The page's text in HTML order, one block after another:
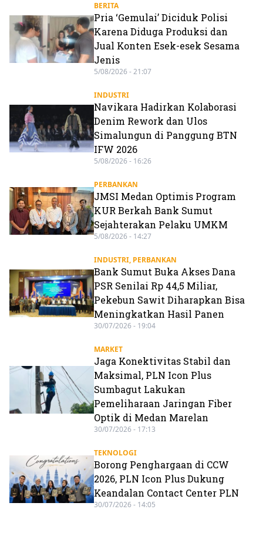
BERITA
Pria ‘Gemulai’ Diciduk Polisi
Karena Diduga Produksi dan
Jual Konten Esek-esek Sesama
Jenis
5/08/2026 - 21:07
INDUSTRI
Navikara Hadirkan Kolaborasi
Denim Rework dan Ulos
Simalungun di Panggung BTN
IFW 2026
5/08/2026 - 16:26
PERBANKAN
JMSI Medan Optimis Program
KUR Berkah Bank Sumut
Sejahterakan Pelaku UMKM
5/08/2026 - 14:27
INDUSTRI, PERBANKAN
Bank Sumut Buka Akses Dana
PSR Senilai Rp 44,5 Miliar,
Pekebun Sawit Diharapkan Bisa
Meningkatkan Hasil Panen
30/07/2026 - 19:04
MARKET
Jaga Konektivitas Stabil dan
Maksimal, PLN Icon Plus
Sumbagut Lakukan
Pemeliharaan Jaringan Fiber
Optik di Medan Marelan
30/07/2026 - 17:13
TEKNOLOGI
Borong Penghargaan di CCW
2026, PLN Icon Plus Dukung
Keandalan Contact Center PLN
30/07/2026 - 14:05